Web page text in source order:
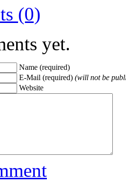
(0)
yet.
Name (required)
E-Mail (required) (will not be
Website